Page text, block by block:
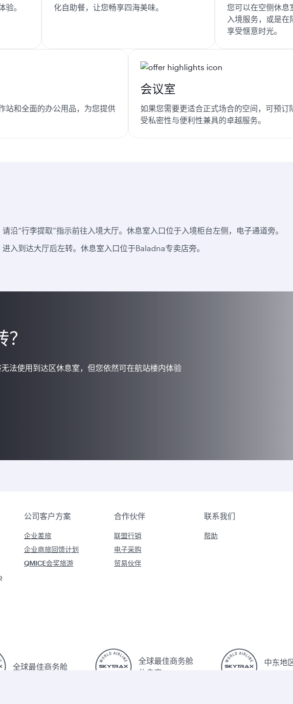
。
化自助餐，让您畅享四海美味。
您可以在空侧休息
入境服务，或是
享受惬意时光。
站和全面的办公用品，为您提供
会议室
如果您需要更适合正式场合的空间，可预订
受私密性与便利性兼具的卓越服务。
沿“行李提取”指示前往入境大厅。休息室入口位于入境柜台左侧，电子通道旁。
入到达大厅后左转。休息室入口位于Baladna专卖店旁。
法使用到达区休息室，但您依然可在航站楼内体验
公司客户方案 合作伙伴 联系我们
企业差旅
企业商旅回馈计划
QMICE会奖旅游
联盟行销
电子采购
贸易伙伴
帮助
全球最佳商务舱
全球最佳商务舱
休息室
中东地